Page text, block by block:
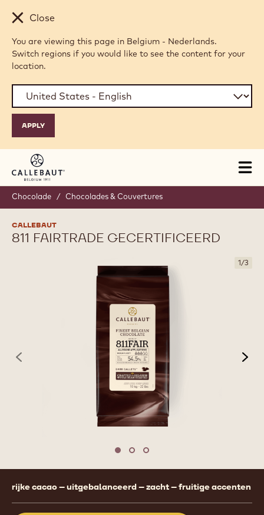
Skip to main content
Close
You are viewing this page in Belgium - Nederlands.
Switch regions if you would like to see the content for your
location.
Chocolade / Chocolades & Couvertures
CALLEBAUT
811 FAIRTRADE GECERTIFICEERD
1/3
previous
Move to slide 1
Move to slide 2
Move to slide 3
Product
information
rijke cacao – uitgebalanceerd – zacht – fruitige accenten